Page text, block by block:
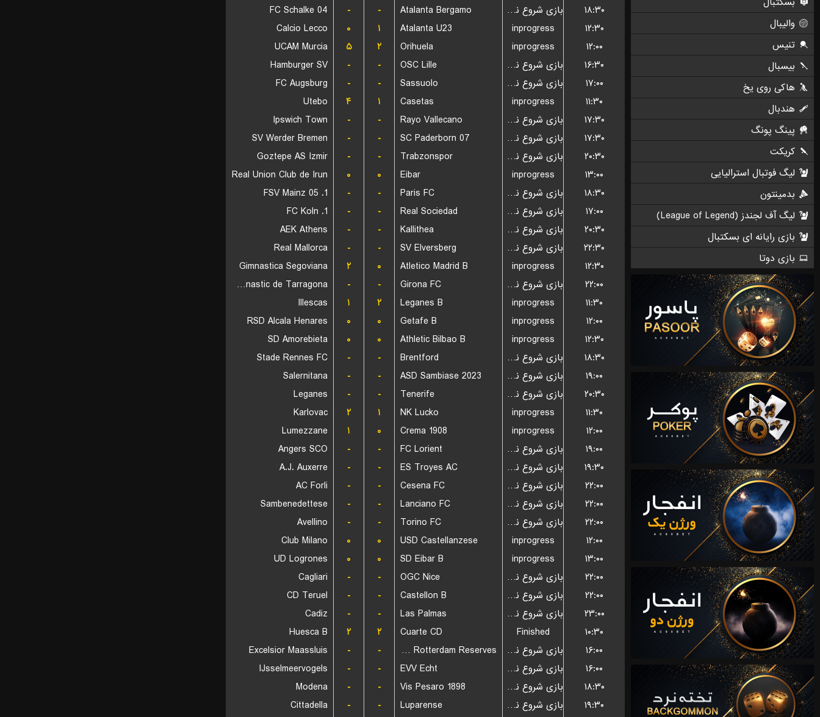
FC Schalke 04
- - Atalanta Bergamo بازی شروع نشده است
۱۸:۳۰
Calcio Lecco
۰ ۱ Atalanta U23 inprogress
۱۲:۳۰
UCAM Murcia
۵ ۲ Orihuela inprogress
۱۲:۰۰
Hamburger SV
- - OSC Lille بازی شروع نشده است
۱۶:۳۰
FC Augsburg
- - Sassuolo بازی شروع نشده است
۱۷:۰۰
Utebo
۴ ۱ Casetas inprogress
۱۱:۳۰
Ipswich Town
- - Rayo Vallecano بازی شروع نشده است
۱۷:۳۰
SV Werder Bremen
- - SC Paderborn 07 بازی شروع نشده است
۱۷:۳۰
Goztepe AS Izmir
- - Trabzonspor بازی شروع نشده است
۲۰:۳۰
Real Union Club de Irun
۰ ۰ Eibar inprogress
۱۳:۰۰
1. FSV Mainz 05
- - Paris FC بازی شروع نشده است
۱۸:۳۰
1. FC Koln
- - Real Sociedad بازی شروع نشده است
۱۷:۰۰
AEK Athens
- - Kallithea بازی شروع نشده است
۲۰:۳۰
Real Mallorca
- - SV Elversberg بازی شروع نشده است
۲۲:۳۰
Gimnastica Segoviana
۲ ۰ Atletico Madrid B inprogress
۱۲:۳۰
Gimnastic de Tarragona
- - Girona FC بازی شروع نشده است
۲۲:۰۰
Illescas
۱ ۲ Leganes B inprogress
۱۱:۳۰
RSD Alcala Henares
۰ ۰ Getafe B inprogress
۱۲:۰۰
SD Amorebieta
۰ ۰ Athletic Bilbao B inprogress
۱۲:۳۰
Stade Rennes FC
- - Brentford بازی شروع نشده است
۱۸:۳۰
Salernitana
- - ASD Sambiase 2023 بازی شروع نشده است
۱۹:۰۰
Leganes
- - Tenerife بازی شروع نشده است
۲۰:۳۰
Karlovac
۲ ۱ NK Lucko inprogress
۱۱:۳۰
Lumezzane
۱ ۰ Crema 1908 inprogress
۱۲:۰۰
Angers SCO
- - FC Lorient بازی شروع نشده است
۱۹:۰۰
A.J. Auxerre
- - ES Troyes AC بازی شروع نشده است
۱۹:۳۰
AC Forli
- - Cesena FC بازی شروع نشده است
۲۲:۰۰
Sambenedettese
- - Lanciano FC بازی شروع نشده است
۲۲:۰۰
Avellino
- - Torino FC بازی شروع نشده است
۲۲:۰۰
Club Milano
۰ ۰ USD Castellanzese inprogress
۱۲:۰۰
UD Logrones
۰ ۰ SD Eibar B inprogress
۱۳:۰۰
Cagliari
- - OGC Nice بازی شروع نشده است
۲۲:۰۰
CD Teruel
- - Castellon B بازی شروع نشده است
۲۲:۰۰
Cadiz
- - Las Palmas بازی شروع نشده است
۲۳:۰۰
Huesca B
۲ ۲ Cuarte CD Finished
۱۰:۳۰
Excelsior Maassluis
- - Sparta Rotterdam Reserves بازی شروع نشده است
۱۶:۰۰
IJsselmeervogels
- - EVV Echt بازی شروع نشده است
۱۶:۰۰
Modena
- - Vis Pesaro 1898 بازی شروع نشده است
۱۸:۳۰
Cittadella
- - Luparense بازی شروع نشده است
۱۹:۳۰